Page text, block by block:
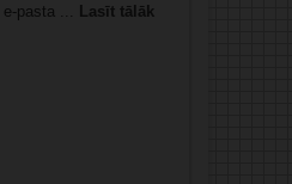
pasta ... Lasīt tālāk